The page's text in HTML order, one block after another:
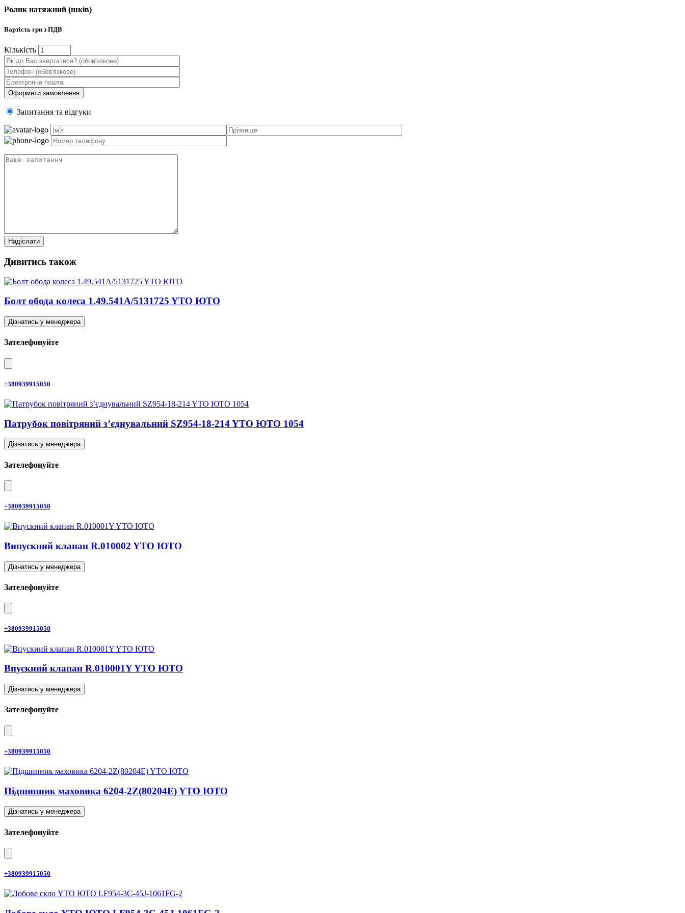
Ролик натяжний (шків)
Вартість грн з ПДВ
Кiлькiсть
Запитання та вiдгуки
Дивитись також
Болт обода колеса 1.49.541A/5131725 YTO ЮТО
Дізнатись у менеджера
Зателефонуйте
+380939915050
Патрубок повітряний з’єднувальний SZ954-18-214 YTO ЮТО 1054
Дізнатись у менеджера
Зателефонуйте
+380939915050
Випускний клапан R.010002 YTO ЮТО
Дізнатись у менеджера
Зателефонуйте
+380939915050
Впускний клапан R.010001Y YTO ЮТО
Дізнатись у менеджера
Зателефонуйте
+380939915050
Підшипник маховика 6204-2Z(80204E) YTO ЮТО
Дізнатись у менеджера
Зателефонуйте
+380939915050